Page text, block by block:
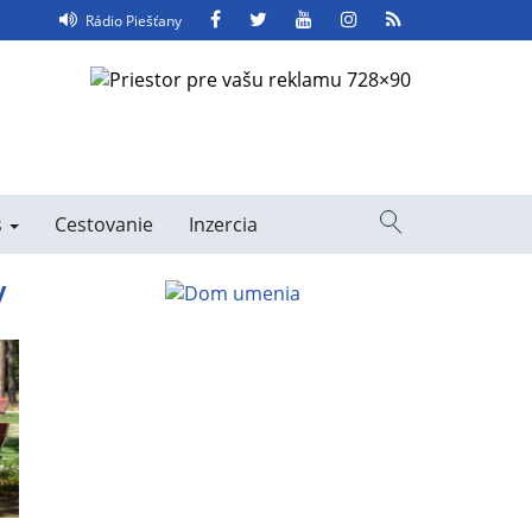
Rádio Piešťany FacebookTwitter YouTube Instagram
Feed
Cestovanie Inzercia
Vyhľadávanie